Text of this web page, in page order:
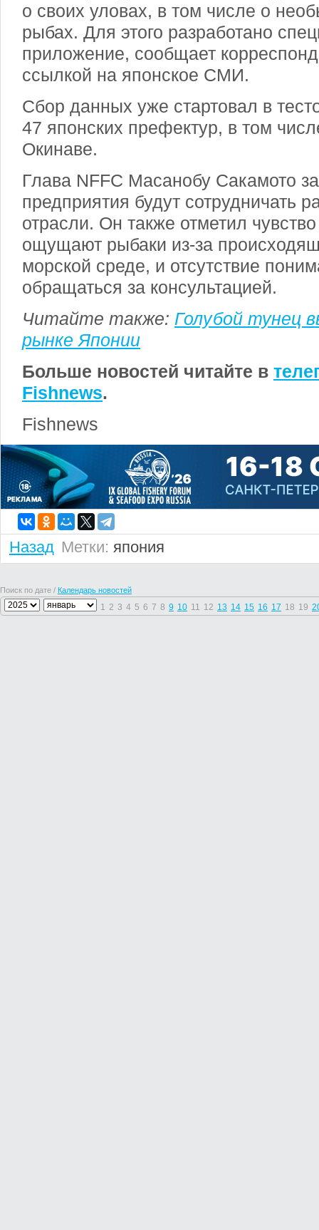
о своих уловах, в том числе о
рыбах. Для этого разработано
приложение, сообщает
ссылкой на японское СМИ.
Сбор данных уже стартовал в
47 японских префектур, в том
Окинаве.
Глава NFFC Масанобу Сакамото
предприятия будут сотрудничать
отрасли. Он также отметил
ощущают рыбаки из-за
морской среде, и отсутствие
обращаться за консультацией.
Читайте также: Голубой тунец
рынке Японии
Больше новостей читайте в
Fishnews.
Fishnews
Назад Метки: япония
Поиск по дате / Календарь новостей
1 2 3 4 5 6 7 8 9 10 11 12 13 14 15 16 17 18 19